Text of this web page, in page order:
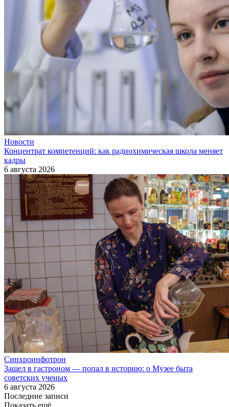
Новости
Концентрат компетенций: как радиохимическая школа меняет
кадры
6 августа 2026
Синхроинфотрон
Зашел в гастроном — попал в историю: о Музее быта
советских ученых
6 августа 2026
Последние записи